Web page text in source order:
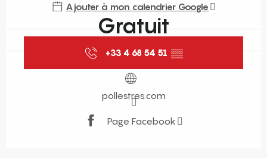
Ajouter à mon calendrier Google
Gratuit
+33 4 68 54 51 ▒▒
pollestres.com
Page Facebook